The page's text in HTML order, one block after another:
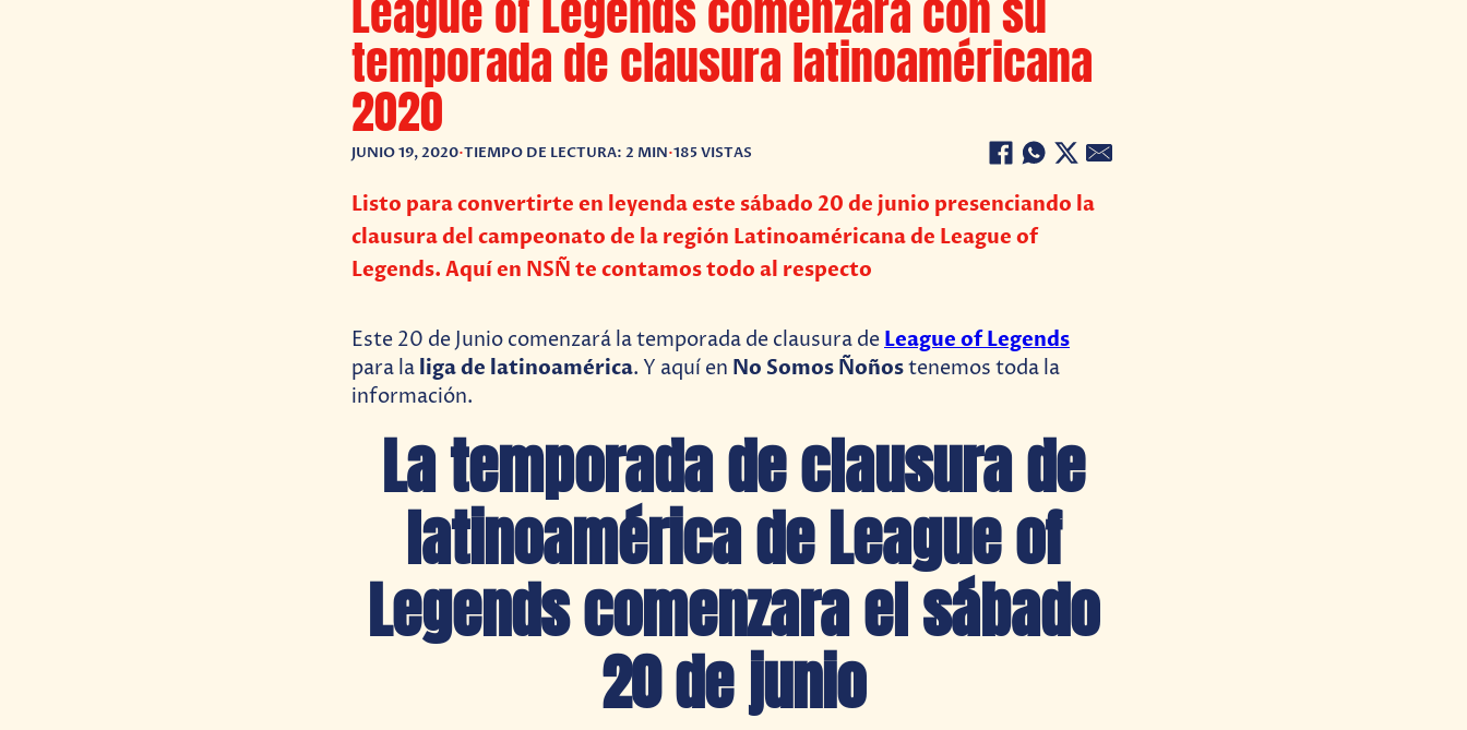
League of Legends comenzará con su
temporada de clausura latinoaméricana
2020
JUNIO 19, 2020•TIEMPO DE LECTURA: 2 MIN•185 VISTAS
Listo para convertirte en leyenda este sábado 20 de junio presenciando la
clausura del campeonato de la región Latinoaméricana de League of
Legends. Aquí en NSÑ te contamos todo al respecto
Este 20 de Junio comenzará la temporada de clausura deLeague of Legends
para la liga de latinoamérica. Y aquí en No Somos Ñoñostenemos toda la
información.
La temporada de clausura de
latinoamérica de League of
Legends comenzara el sábado
20 de junio